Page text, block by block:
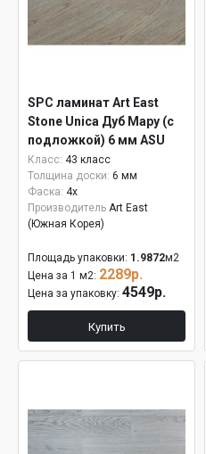
SPC ламинат Art East
Stone Unica Дуб Мару (с
подложкой) 6 мм ASU
804
Класс: 43 класс
Толщина доски: 6 мм
Фаска: 4x
Производитель Art East
(Южная Корея)
Площадь упаковки: 1.9872м2
Цена за 1 м2: 2289р.
Цена за упаковку: 4549р.
Купить